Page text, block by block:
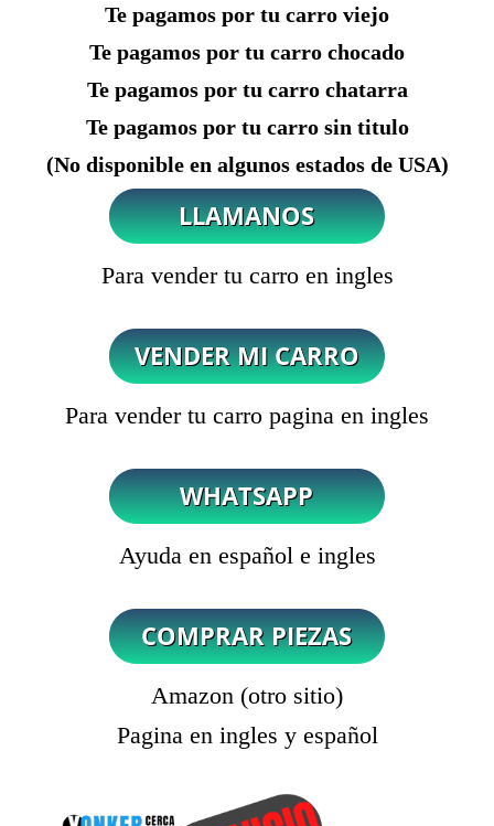
Te pagamos por tu carro viejo
Te pagamos por tu carro chocado
Te pagamos por tu carro chatarra
Te pagamos por tu carro sin titulo
(No disponible en algunos estados de USA)
Para vender tu carro en ingles
Para vender tu carro pagina en ingles
Ayuda en español e ingles
Amazon (otro sitio)
Pagina en ingles y español